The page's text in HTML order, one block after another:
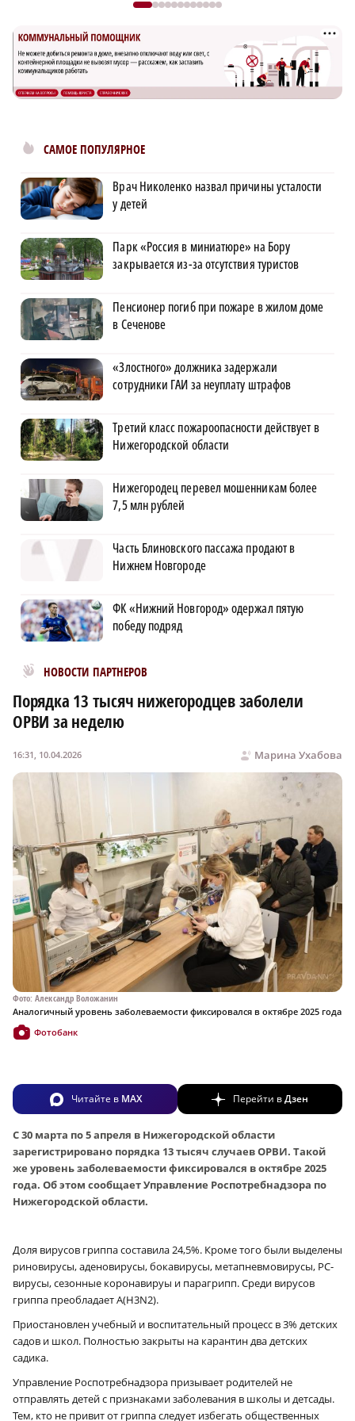
САМОЕ ПОПУЛЯРНОЕ
Врач Николенко назвал причины усталости
у детей
Парк «Россия в миниатюре» на Бору
закрывается из-за отсутствия туристов
Пенсионер погиб при пожаре в жилом доме
в Сеченове
«Злостного» должника задержали
сотрудники ГАИ за неуплату штрафов
Третий класс пожароопасности действует в
Нижегородской области
Нижегородец перевел мошенникам более
7,5 млн рублей
Часть Блиновского пассажа продают в
Нижнем Новгороде
ФК «Нижний Новгород» одержал пятую
победу подряд
НОВОСТИ ПАРТНЕРОВ
Новости МирТесен
Порядка 13 тысяч нижегородцев заболели
ОРВИ за неделю
Марина Ухабова
16:31, 10.04.2026
Фото: Александр Воложанин
Аналогичный уровень заболеваемости фиксировался в октябре 2025 года
Фотобанк
Читайте в MAX Перейти вДзен
С 30 марта по 5 апреля в Нижегородской области
зарегистрировано порядка 13 тысяч случаев ОРВИ. Такой
же уровень заболеваемости фиксировался в октябре 2025
года. Об этом сообщает Управление Роспотребнадзора по
Нижегородской области.
Доля вирусов гриппа составила 24,5%. Кроме того были выделены
риновирусы, аденовирусы, бокавирусы, метапневмовирусы, РС-
вирусы, сезонные коронавируы и парагрипп. Среди вирусов
гриппа преобладает А(H3N2).
Приостановлен учебный и воспитательный процесс в 3% детских
садов и школ. Полностью закрыты на карантин два детских
садика.
Управление Роспотребнадзора призывает родителей не
отправлять детей с признаками заболевания в школы и детсады.
Тем, кто не привит от гриппа следует избегать общественных